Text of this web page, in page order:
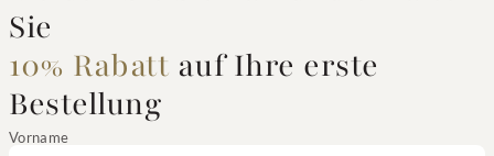
Sie
10% Rabatt auf Ihre erste
Bestellung
Vorname